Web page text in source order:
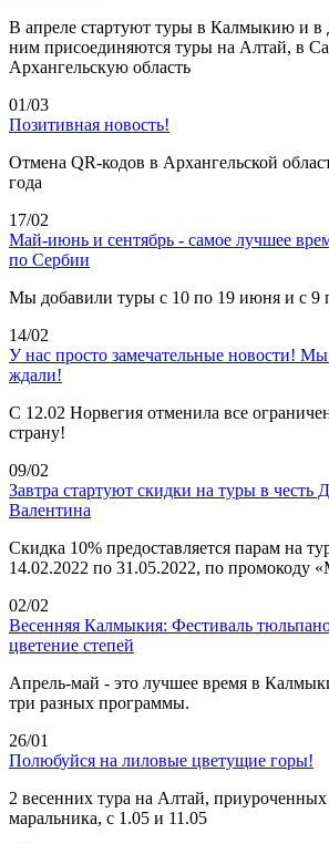
В апреле стартуют туры в Калмыкию и в
ним присоединяются туры на Алтай, в
Архангельскую область
01/03
Позитивная новость!
Отмена QR-кодов в Архангельской
года
17/02
Май-июнь и сентябрь - самое лучшее
по Сербии
Мы добавили туры с 10 по 19 июня и с 9
14/02
У нас просто замечательные новости! Мы
ждали!
С 12.02 Норвегия отменила все
страну!
09/02
Завтра стартуют скидки на туры в честь
Валентина
Скидка 10% предоставляется парам на
14.02.2022 по 31.05.2022, по промокоду
02/02
Весенняя Калмыкия: Фестиваль
цветение степей
Апрель-май - это лучшее время в
три разных программы.
26/01
Полюбуйся на лиловые цветущие горы!
2 весенних тура на Алтай,
маральника, с 1.05 и 11.05